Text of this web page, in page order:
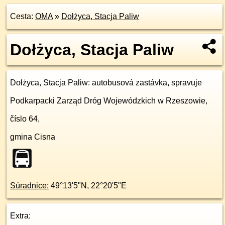
Cesta: OMA» Dołżyca, Stacja Paliw
Dołżyca, Stacja Paliw
Dołżyca, Stacja Paliw: autobusová zastávka, spravuje
Podkarpacki Zarząd Dróg Wojewódzkich w Rzeszowie,
číslo 64,
gmina Cisna
Súradnice: 49°13'5"N , 22°20'5"E
Extra: